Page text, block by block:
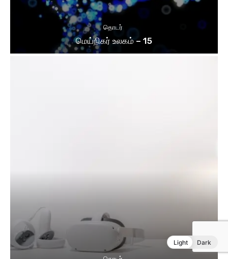
Light Dark